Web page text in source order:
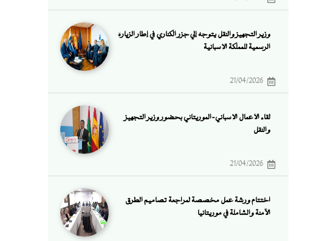
وزير التجهيز والنقل يتوجه إلي جزر الكناري في إطار الزيارة
الرسمية للمملكة الإسبانية
21/04/2026
لقاء الأعمال الإسباني-الموريتاني بحضور وزير التجهيز
والنقل
21/04/2026
اختتام ورشة عمل مخصصة لمراجعة تصاميم الطرق
الآمنة والشاملة في موريتانيا